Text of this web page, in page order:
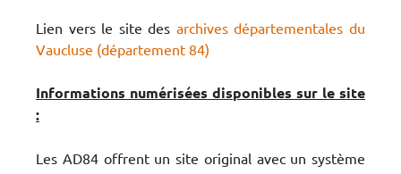
Lien vers le site des archives départementales du
Vaucluse (département 84)
Informations numérisées disponibles sur le site
:
Les AD84 offrent un site original avec un système